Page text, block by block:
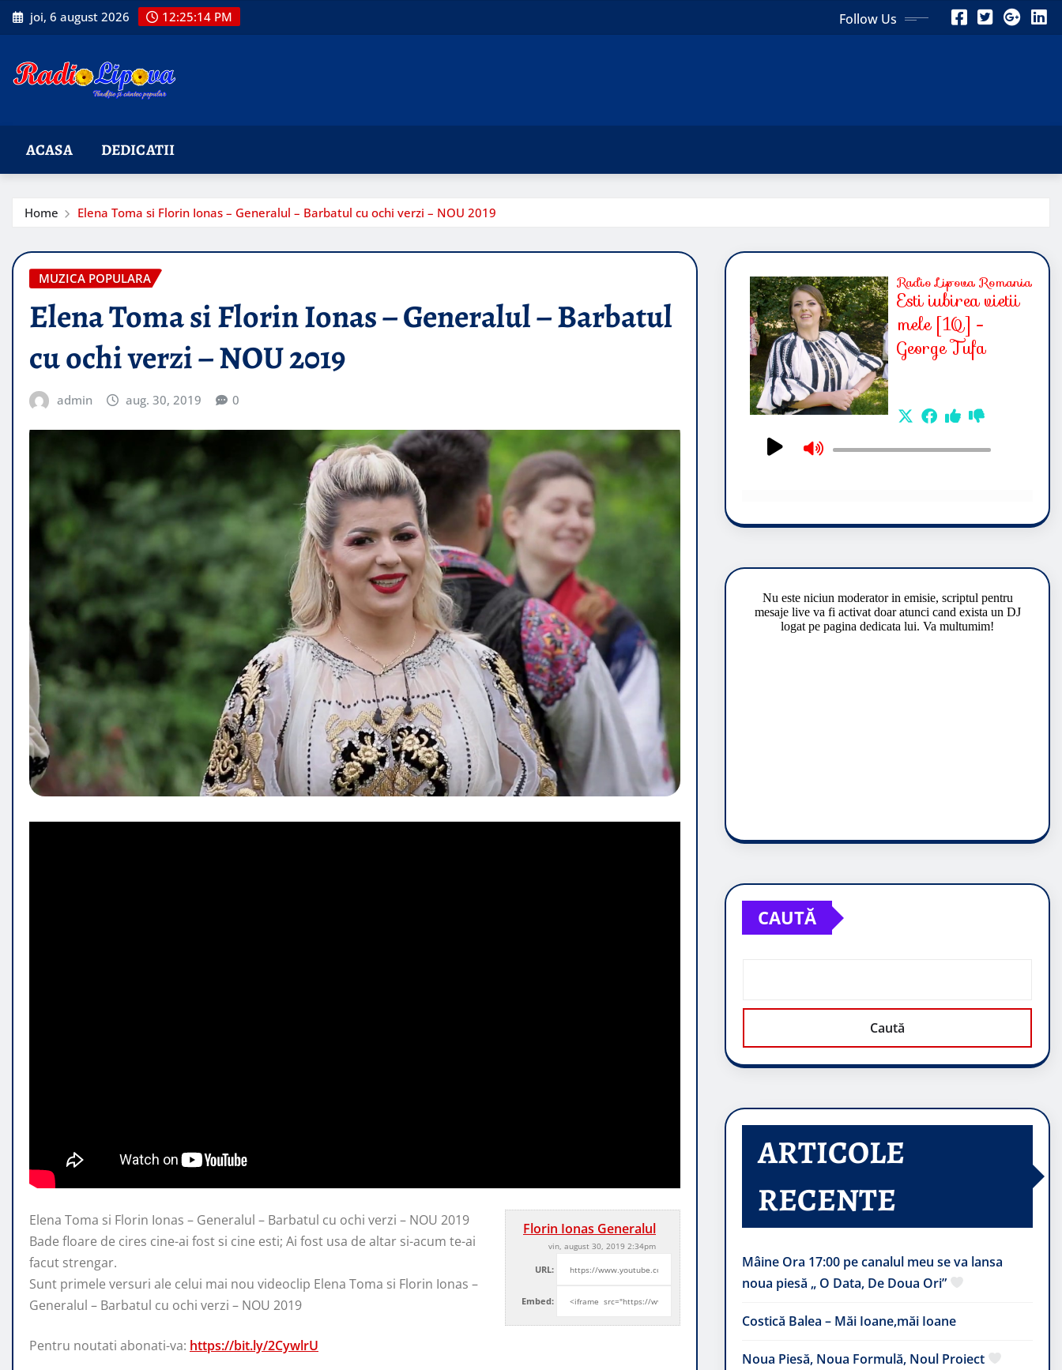
Skip
to
joi, 6 august 2026 12:25:15 PM Follow Us
ACASA DEDICATII
Home Elena Toma si Florin Ionas – Generalul – Barbatul cu ochi verzi – NOU 2019
MUZICA POPULARA
Elena Toma si Florin Ionas – Generalul – Barbatul
cu ochi verzi – NOU 2019
admin aug. 30, 2019 0
Florin Ionas Generalul
vin, august 30, 2019 2:34pm
URL:
Embed:
Elena Toma si Florin Ionas – Generalul – Barbatul cu ochi verzi – NOU 2019
Bade floare de cires cine-ai fost si cine esti; Ai fost usa de altar si-acum te-ai
facut strengar.
Sunt primele versuri ale celui mai nou videoclip Elena Toma si Florin Ionas –
Generalul – Barbatul cu ochi verzi – NOU 2019
Pentru noutati abonati-va: https://bit.ly/2CywlrU
CAUTĂ
Caută
ARTICOLE
RECENTE
Mâine Ora 17:00 pe canalul meu se va lansa
noua piesă „ O Data, De Doua Ori”
Costică Balea – Măi Ioane,măi Ioane
Noua Piesă, Noua Formulă, Noul Proiect